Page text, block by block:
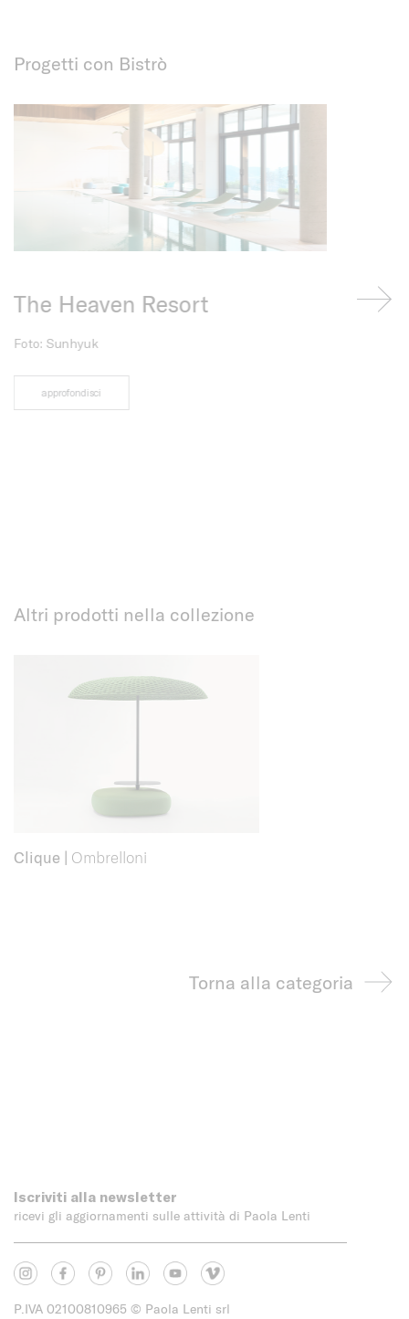
Progetti con Bistrò
The Heaven Resort
Foto: Sunhyuk
approfondisci
Altri prodotti nella collezione
Clique | Ombrelloni
Torna alla categoria
Iscriviti alla newsletter
ricevi gli aggiornamenti sulle attività di Paola Lenti
P.IVA 02100810965 © Paola Lenti srl